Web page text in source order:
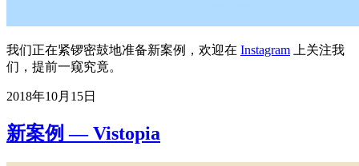
我们正在紧锣密鼓地准备新案例，欢迎在 Instagram 上关注我
们，提前一窥究竟。
2018年10月15日
新案例 — Vistopia